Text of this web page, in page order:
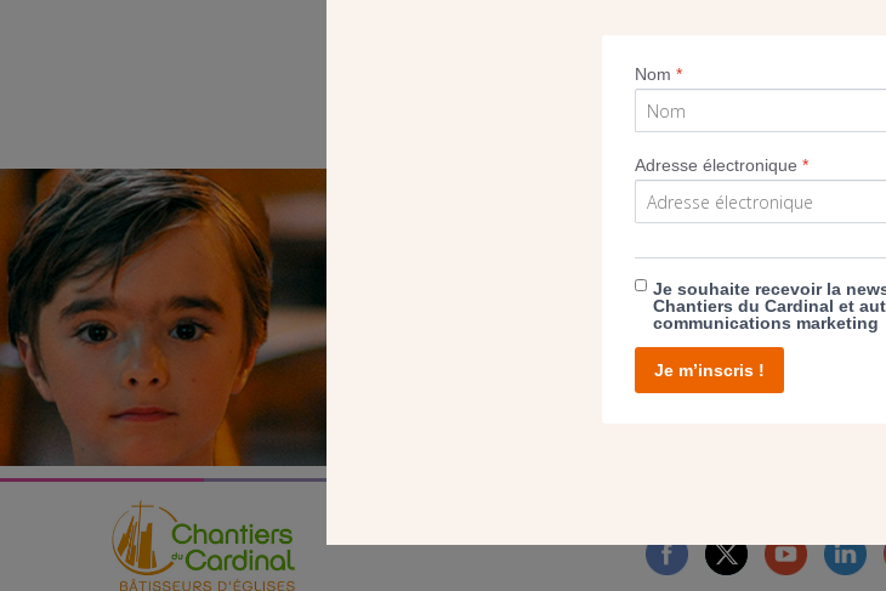
SEUL VOTRE DON
NOUS PERMET D’AGIR
facebook twitter youtube
Nom*
Adresse électronique*
Je souhaite recevoir la
Chantiers du Cardinal et
communications marketing
Je m’inscris !